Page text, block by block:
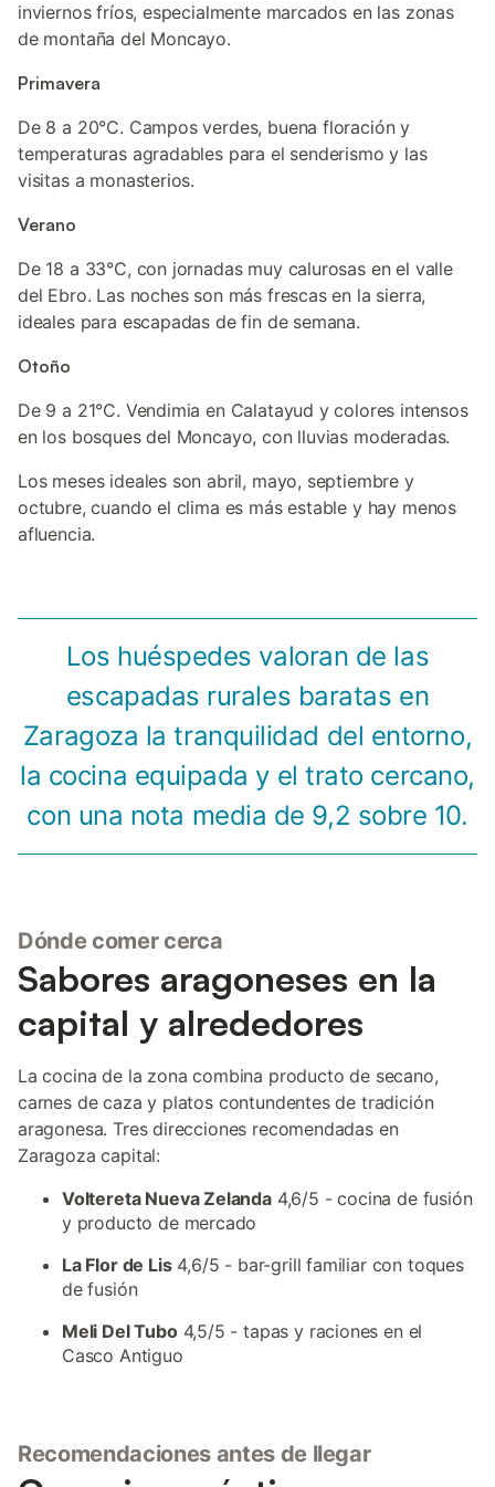
inviernos fríos, especialmente marcados en las zonas
de montaña del Moncayo.
Primavera
De 8 a 20°C. Campos verdes, buena floración y
temperaturas agradables para el senderismo y las
visitas a monasterios.
Verano
De 18 a 33°C, con jornadas muy calurosas en el valle
del Ebro. Las noches son más frescas en la sierra,
ideales para escapadas de fin de semana.
Otoño
De 9 a 21°C. Vendimia en Calatayud y colores intensos
en los bosques del Moncayo, con lluvias moderadas.
Los meses ideales son abril, mayo, septiembre y
octubre, cuando el clima es más estable y hay menos
afluencia.
Los huéspedes valoran de las
escapadas rurales baratas en
Zaragoza la tranquilidad del entorno,
la cocina equipada y el trato cercano,
con una nota media de 9,2 sobre 10.
Dónde comer cerca
Sabores aragoneses en la
capital y alrededores
La cocina de la zona combina producto de secano,
carnes de caza y platos contundentes de tradición
aragonesa. Tres direcciones recomendadas en
Zaragoza capital:
Voltereta Nueva Zelanda4,6/5 - cocina de fusión
y producto de mercado
La Flor de Lis4,6/5 - bar-grill familiar con toques
de fusión
Meli Del Tubo4,5/5 - tapas y raciones en el
Casco Antiguo
Recomendaciones antes de llegar